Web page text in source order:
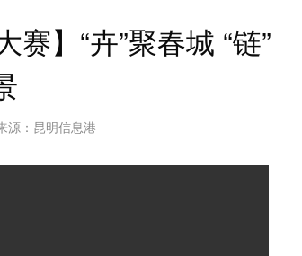
赛】“卉”聚春城 “链”
源：昆明信息港